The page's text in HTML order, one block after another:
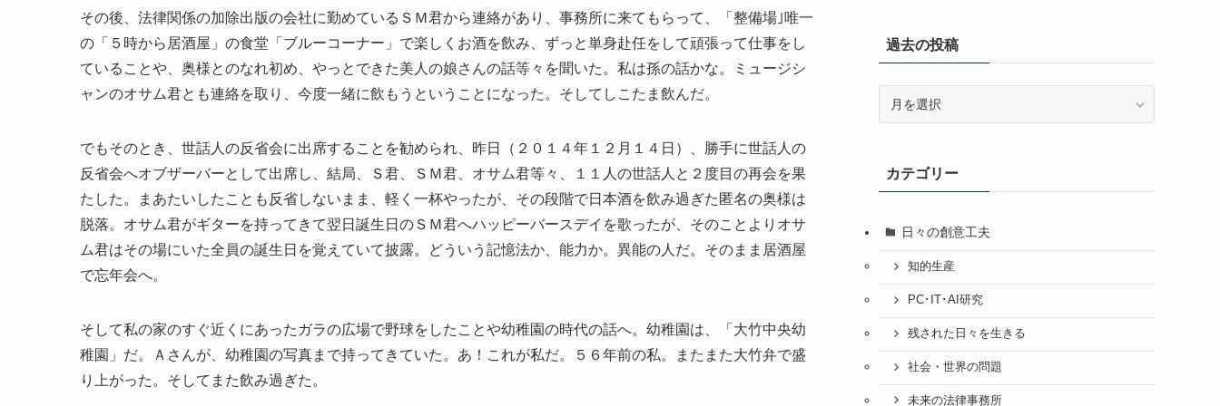
その後、法律関係の加除出版の会社に勤めているＳＭ君から連絡があり、事務所に来てもらって、「整備場｣唯一
の「５時から居酒屋」の食堂「ブルーコーナー」で楽しくお酒を飲み、ずっと単身赴任をして頑張って仕事をし
ていることや、奥様とのなれ初め、やっとできた美人の娘さんの話等々を聞いた。私は孫の話かな。ミュージシ
ャンのオサム君とも連絡を取り、今度一緒に飲もうということになった。そしてしこたま飲んだ。
でもそのとき、世話人の反省会に出席することを勧められ、昨日（２０１４年１２月１４日）、勝手に世話人の
反省会へオブザーバーとして出席し、結局、Ｓ君、ＳＭ君、オサム君等々、１１人の世話人と２度目の再会を果
たした。まあたいしたことも反省しないまま、軽く一杯やったが、その段階で日本酒を飲み過ぎた匿名の奥様は
脱落。オサム君がギターを持ってきて翌日誕生日のＳＭ君へハッピーバースデイを歌ったが、そのことよりオサ
ム君はその場にいた全員の誕生日を覚えていて披露。どういう記憶法か、能力か。異能の人だ。そのまま居酒屋
で忘年会へ。
そして私の家のすぐ近くにあったガラの広場で野球をしたことや幼稚園の時代の話へ。幼稚園は、「大竹中央幼
稚園」だ。Ａさんが、幼稚園の写真まで持ってきていた。あ！これが私だ。５６年前の私。またまた大竹弁で盛
り上がった。そしてまた飲み過ぎた。
過去の投稿
稿カテゴリー
日々の創意工夫
知的生産
PC･IT･AI研究
残された日々を生きる
社会・世界の問題
未来の法律事務所